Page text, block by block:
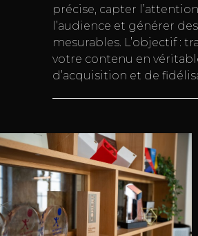
précise, capter
l’audience et générer
mesurables. L’objectif :
votre contenu en
d’acquisition et de